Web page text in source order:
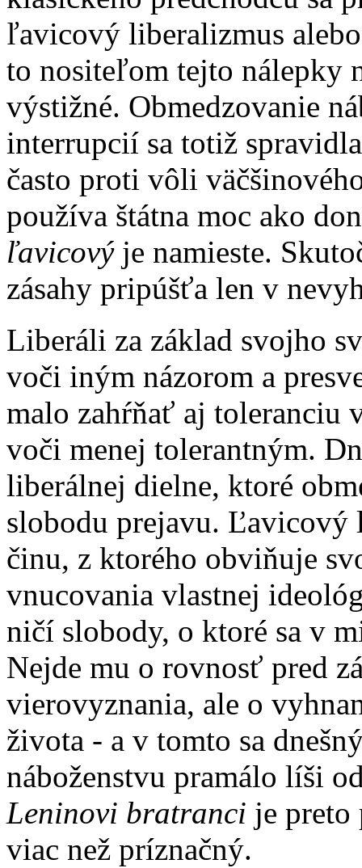
ľavicový liberalizmus
to nositeľom tejto nálepky
výstižné. Obmedzovanie
interrupcií sa totiž
často proti vôli
používa štátna moc ako
ľavicovýje namieste.
zásahy pripúšťa len v
Liberáli za základ svojho
voči iným názorom a
malo zahŕňať aj toleranciu
voči menej tolerantným.
liberálnej dielne, ktoré
slobodu prejavu. Ľavicový
činu, z ktorého obviňuje
vnucovania vlastnej
ničí slobody, o ktoré sa v
Nejde mu o rovnosť pred
vierovyznania, ale o
života - a v tomto sa
náboženstvu pramálo líši
Leninovi bratranci je preto
viac než príznačný.